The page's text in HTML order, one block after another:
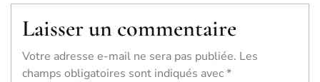
Laisser un commentaire
Votre adresse e-mail ne sera pas publiée. Les
champs obligatoires sont indiqués avec*